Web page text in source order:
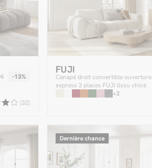
-13%
(32)
FUJI
Canapé droit convertible ouverture
express 3 places FUJI tissu chiné
+2
Dernière chance